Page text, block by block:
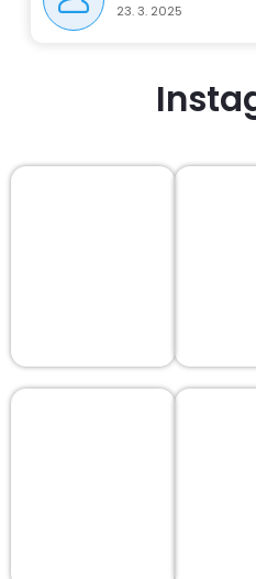
23. 3. 2025